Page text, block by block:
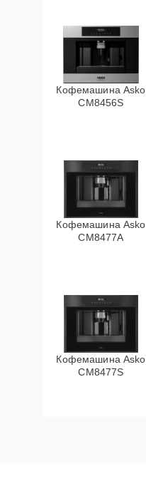
Кофемашина Asko
CM8456S
Кофемашина Asko
СМ8477А
Кофемашина Asko
CM8477S